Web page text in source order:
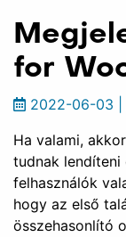
for
2022-06-03
Ha valami,
tudnak lendíteni
felhasználók
hogy az első
összehasonlító